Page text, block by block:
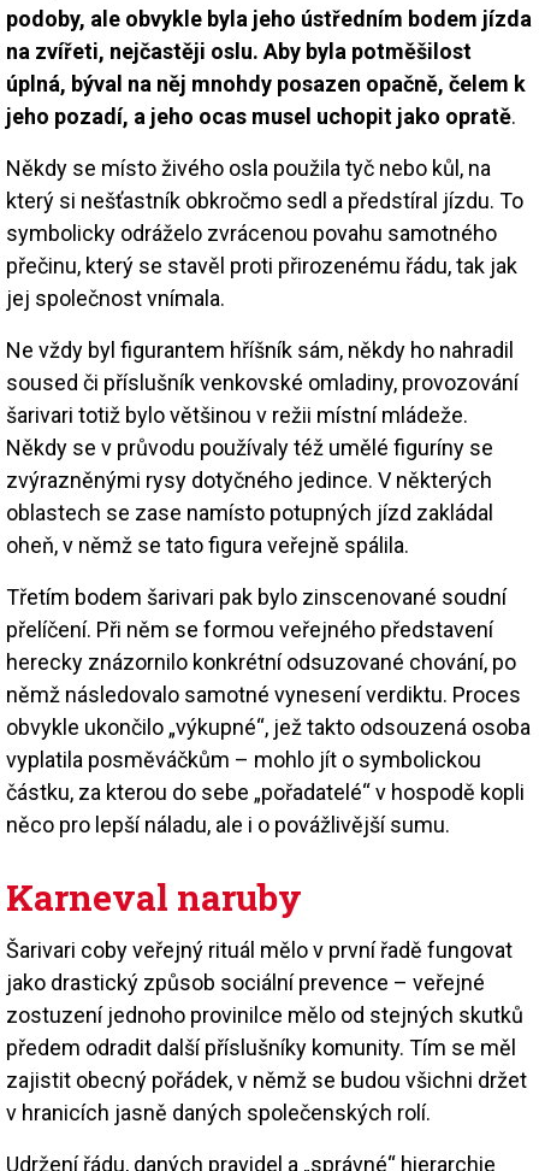
podoby, ale obvykle byla jeho ústředním bodem jízda
na zvířeti, nejčastěji oslu. Aby byla potměšilost
úplná, býval na něj mnohdy posazen opačně, čelem k
jeho pozadí, a jeho ocas musel uchopit jako opratě.
Někdy se místo živého osla použila tyč nebo kůl, na
který si nešťastník obkročmo sedl a předstíral jízdu. To
symbolicky odráželo zvrácenou povahu samotného
přečinu, který se stavěl proti přirozenému řádu, tak jak
jej společnost vnímala.
Ne vždy byl figurantem hříšník sám, někdy ho nahradil
soused či příslušník venkovské omladiny, provozování
šarivari totiž bylo většinou v režii místní mládeže.
Někdy se v průvodu používaly též umělé figuríny se
zvýrazněnými rysy dotyčného jedince. V některých
oblastech se zase namísto potupných jízd zakládal
oheň, v němž se tato figura veřejně spálila.
Třetím bodem šarivari pak bylo zinscenované soudní
přelíčení. Při něm se formou veřejného představení
herecky znázornilo konkrétní odsuzované chování, po
němž následovalo samotné vynesení verdiktu. Proces
obvykle ukončilo „výkupné“, jež takto odsouzená osoba
vyplatila posměváčkům – mohlo jít o symbolickou
částku, za kterou do sebe „pořadatelé“ v hospodě kopli
něco pro lepší náladu, ale i o povážlivější sumu.
Karneval naruby
Šarivari coby veřejný rituál mělo v první řadě fungovat
jako drastický způsob sociální prevence – veřejné
zostuzení jednoho provinilce mělo od stejných skutků
předem odradit další příslušníky komunity. Tím se měl
zajistit obecný pořádek, v němž se budou všichni držet
v hranicích jasně daných společenských rolí.
Udržení řádu, daných pravidel a „správné“ hierarchie